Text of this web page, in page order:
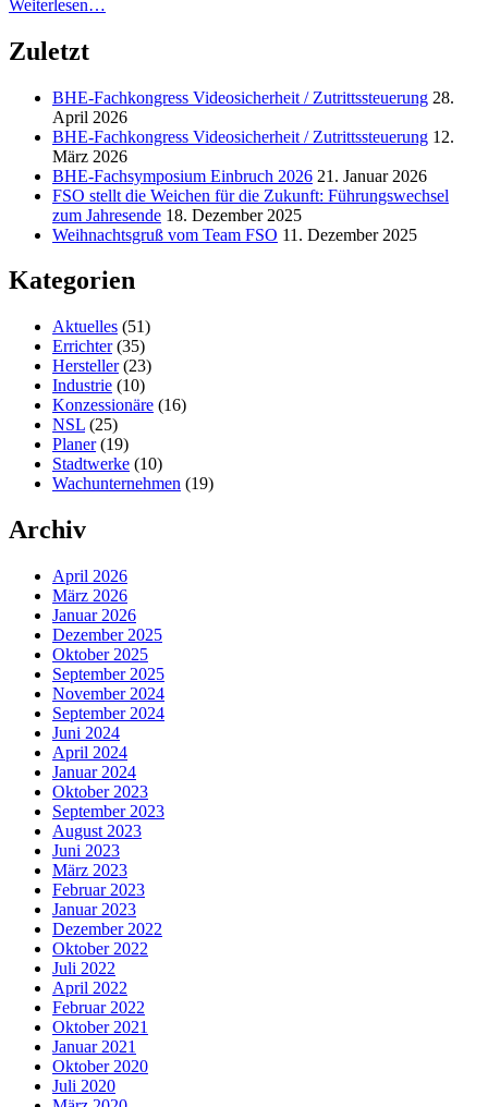
Weiterlesen…
Zuletzt
BHE-Fachkongress Videosicherheit / Zutrittssteuerung 28.
April 2026
BHE-Fachkongress Videosicherheit / Zutrittssteuerung 12.
März 2026
BHE-Fachsymposium Einbruch 2026 21. Januar 2026
FSO stellt die Weichen für die Zukunft: Führungswechsel
zum Jahresende 18. Dezember 2025
Weihnachtsgruß vom Team FSO 11. Dezember 2025
Kategorien
Aktuelles (51)
Errichter(35)
Hersteller(23)
Industrie (10)
Konzessionäre (16)
NSL (25)
Planer(19)
Stadtwerke (10)
Wachunternehmen (19)
Archiv
April 2026
März 2026
Januar 2026
Dezember 2025
Oktober 2025
September 2025
November 2024
September 2024
Juni 2024
April 2024
Januar 2024
Oktober 2023
September 2023
August 2023
Juni 2023
März 2023
Februar 2023
Januar 2023
Dezember 2022
Oktober 2022
Juli 2022
April 2022
Februar 2022
Oktober 2021
Januar 2021
Oktober 2020
Juli 2020